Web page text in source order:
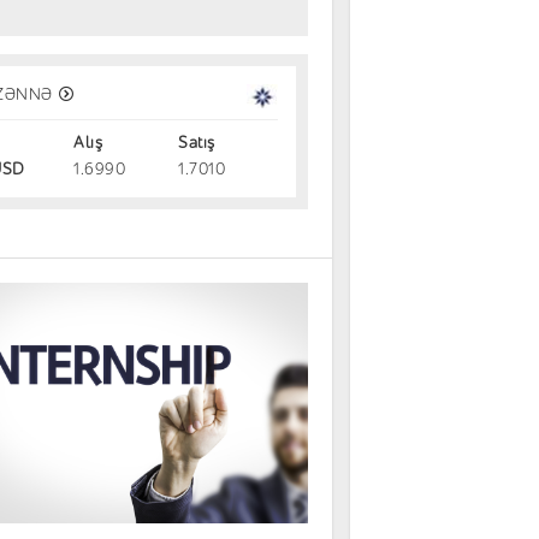
Alış
Satış
1.6990 1.7010